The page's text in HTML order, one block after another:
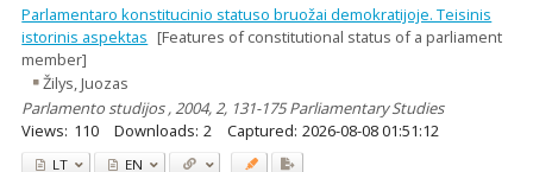
Parlamentaro konstitucinio statuso bruožai demokratijoje. Teisinis
istorinis aspektas [Features of constitutional status of a parliament
member]
Žilys, Juozas
Parlamento studijos , 2004, 2, 131-175 Parliamentary Studies
Views: 110 Downloads: 2 Captured: 2026-08-08 01:51:12
LT EN